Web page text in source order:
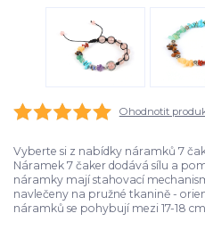
Ohodnotit
Vyberte si z nabídky náramků 7
Náramek 7 čaker dodává sílu a
náramky mají stahovací
navlečeny na pružné tkanině -
náramků se pohybují mezi 17-18